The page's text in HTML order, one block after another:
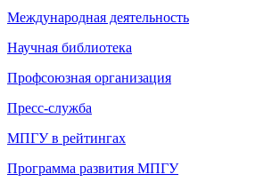
Международная деятельность
Научная библиотека
Профсоюзная организация
Пресс-служба
МПГУ в рейтингах
Программа развития МПГУ